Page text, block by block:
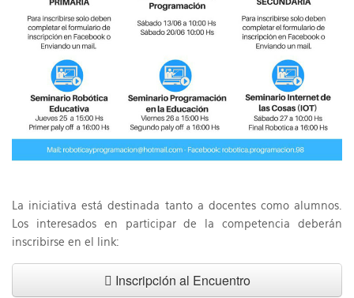
La iniciativa está destinada tanto a docentes como alumnos.
Los interesados en participar de la competencia deberán
inscribirse en el link:
Inscripción al Encuentro